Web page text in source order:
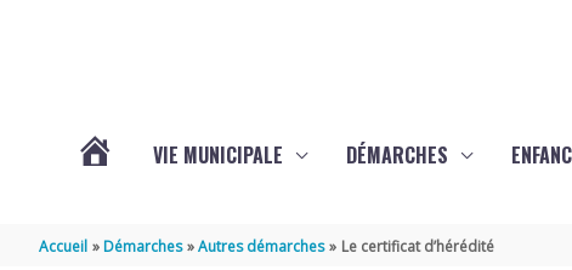
VIE MUNICIPALE DÉMARCHES
Accueil Démarches Autres démarches Le certificat d’hérédité